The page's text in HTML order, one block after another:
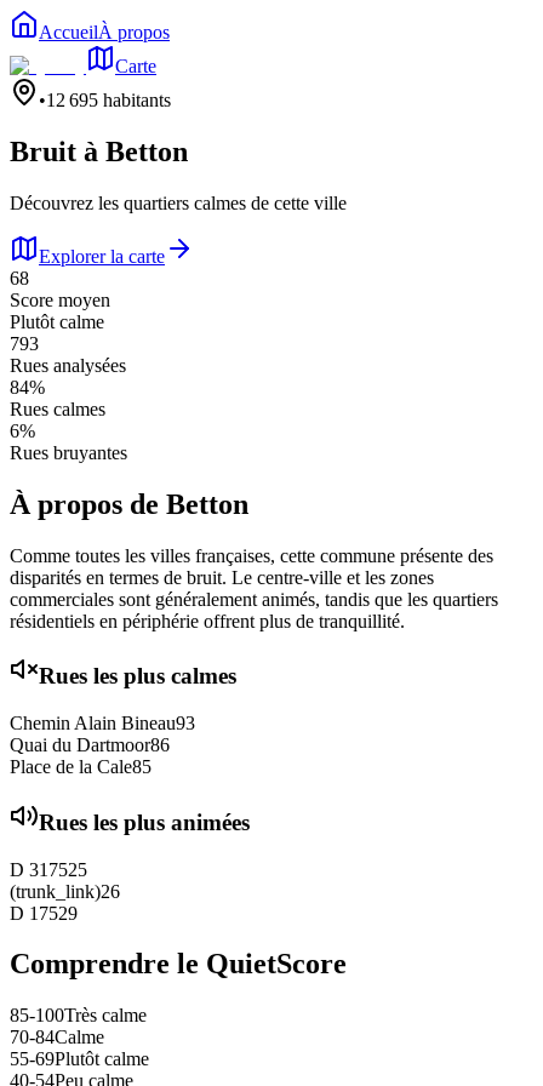
AccueilÀ propos
Carte
•12 695 habitants
Bruit à Betton
Découvrez les quartiers calmes de cette ville
Explorer la carte
68
Score moyen
Plutôt calme
793
Rues analysées
84%
Rues calmes
6%
Rues bruyantes
À propos de Betton
Comme toutes les villes françaises, cette commune présente des
disparités en termes de bruit. Le centre-ville et les zones
commerciales sont généralement animés, tandis que les quartiers
résidentiels en périphérie offrent plus de tranquillité.
Rues les plus calmes
Chemin Alain Bineau93
Quai du Dartmoor86
Place de la Cale85
Rues les plus animées
D 317525
(trunk_link)26
D 17529
Comprendre le QuietScore
85-100Très calme
70-84Calme
55-69Plutôt calme
40-54Peu calme